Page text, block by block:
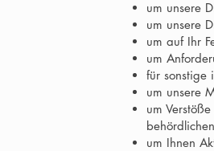
um unsere
um unsere
um auf Ihr
um
für sonstige
um unsere
um
um Ihnen